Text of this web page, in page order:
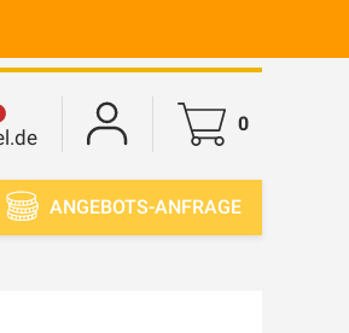
0
ANGEBOTS-ANFRAGE